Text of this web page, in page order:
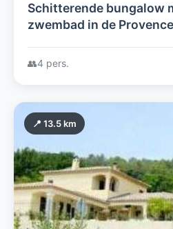
Schitterende bungalow
zwembad in de Provence
👥4 pers.
📍 13.5 km